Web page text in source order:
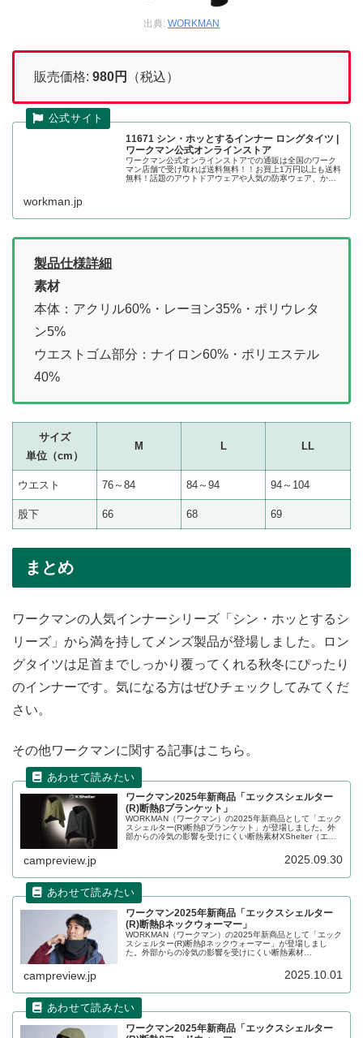
出典: WORKMAN
販売価格: 980円 （税込）
11671 シン・ホッとするインナー ロングタイツ |
ワークマン公式オンラインストア
ワークマン公式オンラインストアでの通販は全国のワーク
マン店舗で受け取れば送料無料！！お買上1万円以上も送料
無料！話題のアウトドアウェアや人気の防寒ウェア、かっ
workman.jp
製品仕様詳細
素材
本体：アクリル60%・レーヨン35%・ポリウレタ
ン5%
ウエストゴム部分：ナイロン60%・ポリエステル
40%
サイズ
単位（cm）
M L LL
ウエスト 76～84 84～94 94～104
股下 66 68 69
まとめ
ワークマンの人気インナーシリーズ「シン・ホッとするシ
リーズ」から満を持してメンズ製品が登場しました。ロン
グタイツは足首までしっかり覆ってくれる秋冬にぴったり
のインナーです。気になる方はぜひチェックしてみてくだ
さい。
その他ワークマンに関する記事はこちら。
ワークマン2025年新商品「エックスシェルター
(R)断熱βブランケット」
WORKMAN（ワークマン）の2025年新商品として「エック
スシェルター(R)断熱βブランケット」が登場しました。外
部からの冷気の影響を受けにくい断熱素材XShelter（エッ
けてケープとしても使えます。詳細をレビューします。
campreview.jp 2025.09.30
ワークマン2025年新商品「エックスシェルター
(R)断熱βネックウォーマー」
WORKMAN（ワークマン）の2025年新商品として「エック
スシェルター(R)断熱βネックウォーマー」が登場しまし
た。外部からの冷気の影響を受けにくい断熱素材
ォーマーで、透湿性があるのでムレにくいのが特徴です。
campreview.jp 2025.10.01
ワークマン2025年新商品「エックスシェルター